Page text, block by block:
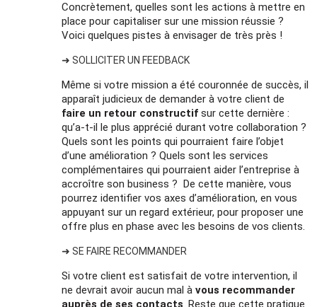
Concrètement, quelles sont les actions à mettre en
place pour capitaliser sur une mission réussie ?
Voici quelques pistes à envisager de très près !
➜ SOLLICITER UN FEEDBACK
Même si votre mission a été couronnée de succès, il
apparaît judicieux de demander à votre client de
faire un retour constructif sur cette dernière :
qu’a-t-il le plus apprécié durant votre collaboration ?
Quels sont les points qui pourraient faire l’objet
d’une amélioration ? Quels sont les services
complémentaires qui pourraient aider l’entreprise à
accroître son business ? De cette manière, vous
pourrez identifier vos axes d’amélioration, en vous
appuyant sur un regard extérieur, pour proposer une
offre plus en phase avec les besoins de vos clients.
➜ SE FAIRE RECOMMANDER
Si votre client est satisfait de votre intervention, il
ne devrait avoir aucun mal àvous recommander
auprès de ses contacts . Reste que cette pratique